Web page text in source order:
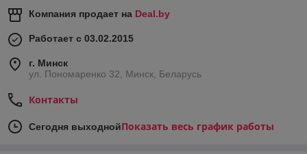
Компания продает на Deal.by
Работает с 03.02.2015
г. Минск
ул. Пономаренко 32, Минск, Беларусь
Контакты
Сегодня выходнойПоказать весь график работы